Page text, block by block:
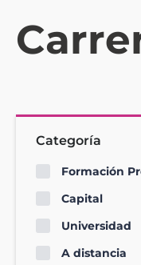
Categoría
Formación
Capital
Universidad
A distancia